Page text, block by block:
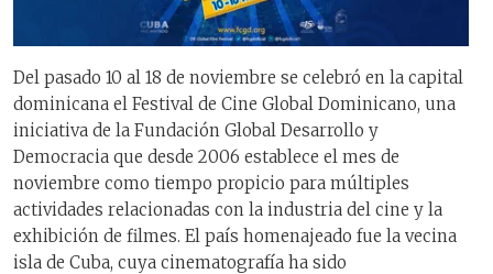
Del pasado 10 al 18 de noviembre se celebró en la capital
dominicana el Festival de Cine Global Dominicano, una
iniciativa de la Fundación Global Desarrollo y
Democracia que desde 2006 establece el mes de
noviembre como tiempo propicio para múltiples
actividades relacionadas con la industria del cine y la
exhibición de filmes. El país homenajeado fue la vecina
isla de Cuba, cuya cinematografía ha sido